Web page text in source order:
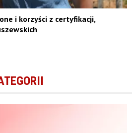
i korzyści z certyfikacji,